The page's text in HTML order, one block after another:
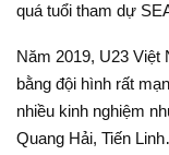
quá tuổi tham dự
Năm 2019, U23 Việt
bằng đội hình rất
nhiều kinh nghiệm
Quang Hải, Tiến